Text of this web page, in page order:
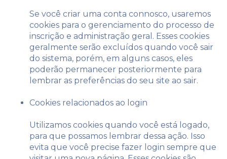
Se você criar uma conta connosco, usaremos
cookies para o gerenciamento do processo de
inscrição e administração geral. Esses cookies
geralmente serão excluídos quando você sair
do sistema, porém, em alguns casos, eles
poderão permanecer posteriormente para
lembrar as preferências do seu site ao sair.
Cookies relacionados ao login
Utilizamos cookies quando você está logado,
para que possamos lembrar dessa ação. Isso
evita que você precise fazer login sempre que